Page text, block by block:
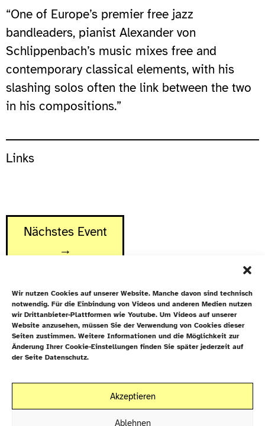
Wir nutzen Cookies auf unserer Website. Manche davon sind technisch
notwendig. Für die Einbindung von Videos und anderen Medien nutzen
wir Drittanbieter-Plattformen wie Youtube. Um Videos auf unserer
Website anzusehen, müssen Sie der Verwendung von Cookies dieser
Seiten zustimmen. Weitere Informationen und die Möglichkeit zur
Änderung Ihrer Cookie-Einstellungen finden Sie später jederzeit auf
der Seite Datenschutz.
Akzeptieren
Ablehnen
“One of Europe’s premier free jazz
bandleaders, pianist Alexander von
Schlippenbach’s music mixes free and
contemporary classical elements, with his
slashing solos often the link between the two
in his compositions.”
Links
Nächstes Event
→
Newsletter
Datenschutz
Cookie-Richtlinie (EU)Galiläakirche
Rigaer Straße 9
10247 Berlin